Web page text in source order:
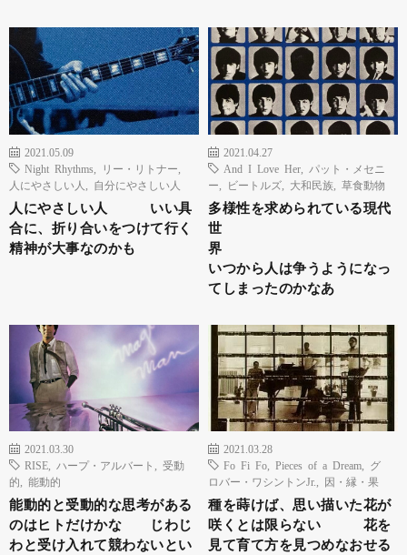
2021.05.09
Night Rhythms
リー・リトナー
人にやさしい人
自分にやさしい人
人にやさしい人 いい具
合に、折り合いをつけて行く
精神が大事なのかも
2021.04.27
And I Love Her
パット・メセニ
ー
ビートルズ 大和民族 草食動物
多様性を求められている現代
世
界
いつから人は争うようになっ
てしまったのかなあ
2021.03.30
RISE
ハープ・アルバート
受動
的
能動的
能動的と受動的な思考がある
のはヒトだけかな じわじ
わと受け入れて競わないとい
2021.03.28
Fo Fi Fo
Pieces of a Dream
グ
ロバー・ワシントンJr.
因・縁・果
種を蒔けば、思い描いた花が
咲くとは限らない 花を
見て育て方を見つめなおせる